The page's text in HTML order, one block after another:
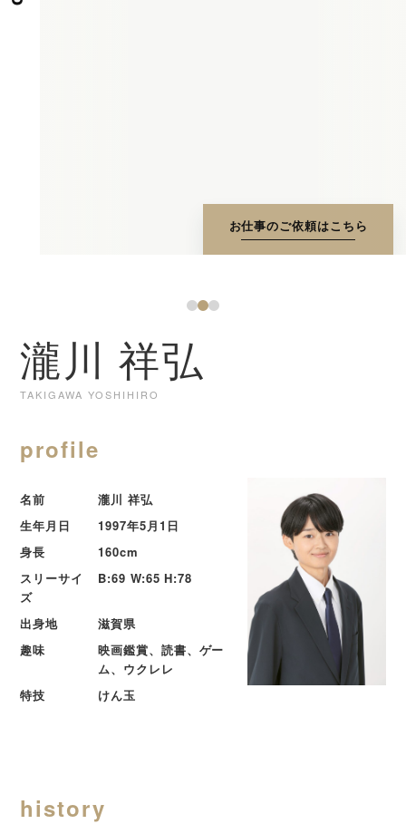
お仕事のご依頼はこちら
1 2 3
瀧川 祥弘
TAKIGAWA YOSHIHIRO
profile
名前
瀧川 祥弘
生年月日
1997年5月1日
身長
160cm
スリーサイ
ズ
B:69 W:65 H:78
出身地
滋賀県
趣味
映画鑑賞、読書、ゲー
ム、ウクレレ
特技
けん玉
history